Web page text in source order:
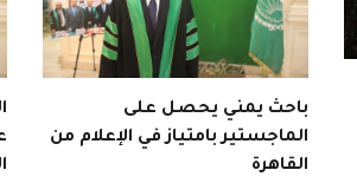
باحث يمني يحصل على
الماجستير بامتياز في الإعلام من
القاهرة